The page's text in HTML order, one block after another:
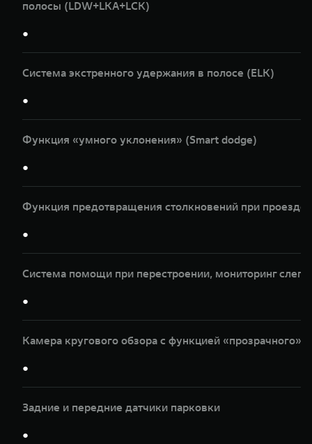
полосы (LDW+LKA+LCK)
●
Система экстренного удержания в полосе (ELK)
●
Функция «умного уклонения» (Smart dodge)
●
Функция предотвращения столкновений при проезде
●
Система помощи при перестроении, мониторинг
●
Камера кругового обзора с функцией «прозрачного»
●
Задние и передние датчики парковки
●